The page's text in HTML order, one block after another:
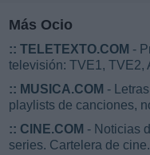
Más Ocio
:: TELETEXTO.COM -
televisión: TVE1, TVE2,
:: MUSICA.COM -
playlists de canciones,
:: CINE.COM - Noticias
series. Cartelera de